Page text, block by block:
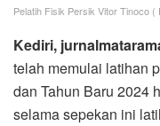
Pelatih Fisik Persik Vitor Tinoco
Kediri,
telah memulai latihan
dan Tahun Baru 2024
selama sepekan ini